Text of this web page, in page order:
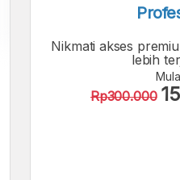
Font
Kecil
Nikmati akses
lebih
Rp300.000